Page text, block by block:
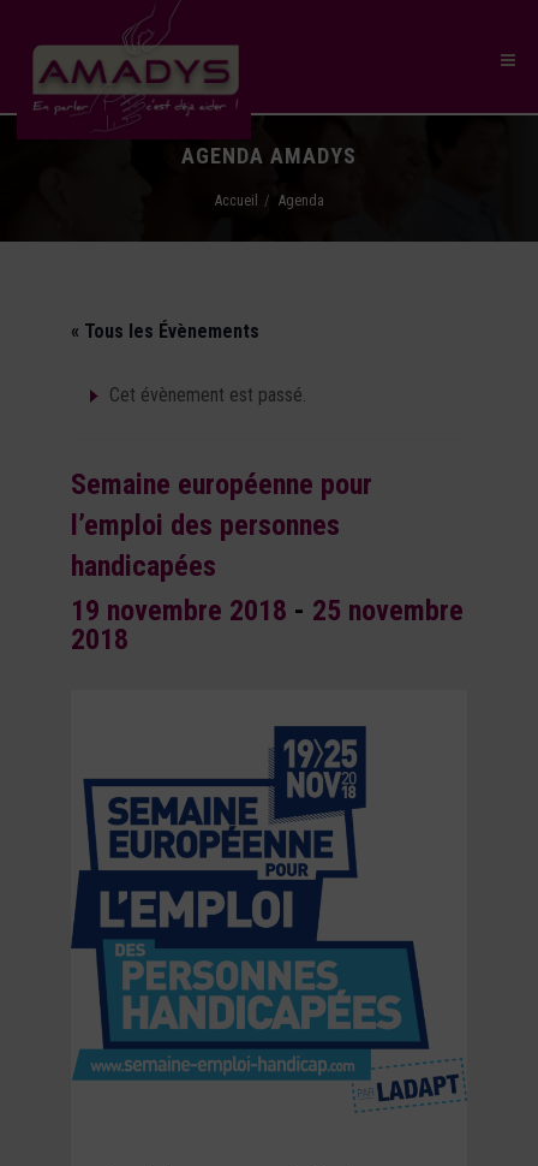
AGENDA AMADYS
Accueil Agenda
« Tous les Évènements
Cet évènement est passé.
Semaine européenne pour
l’emploi des personnes
handicapées
19 novembre 2018 - 25 novembre
2018